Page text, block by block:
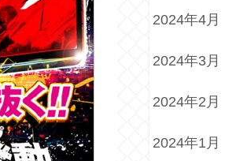
2024年4月
2024年3月
2024年2月
2024年1月